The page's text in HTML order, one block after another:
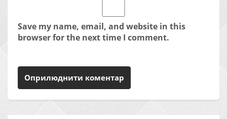
Save my name, email, and website in this
browser for the next time I comment.